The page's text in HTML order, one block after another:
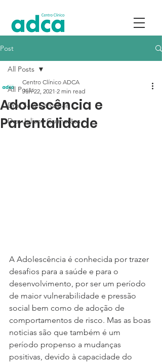
Post
All Posts
Dra. Sara Carvalhais
Dra. Juliana Guimarães
All Posts
Adolescência e
Parentalidade
Centro Clínico ADCA
Jun 22, 2021 2 min read
A Adolescência é conhecida por trazer
desafios para a saúde e para o
desenvolvimento, por ser um período
de maior vulnerabilidade e pressão
social bem como de adoção de
comportamentos de risco. Mas as boas
noticias são que também é um
período propenso a mudanças
positivas, devido à capacidade do